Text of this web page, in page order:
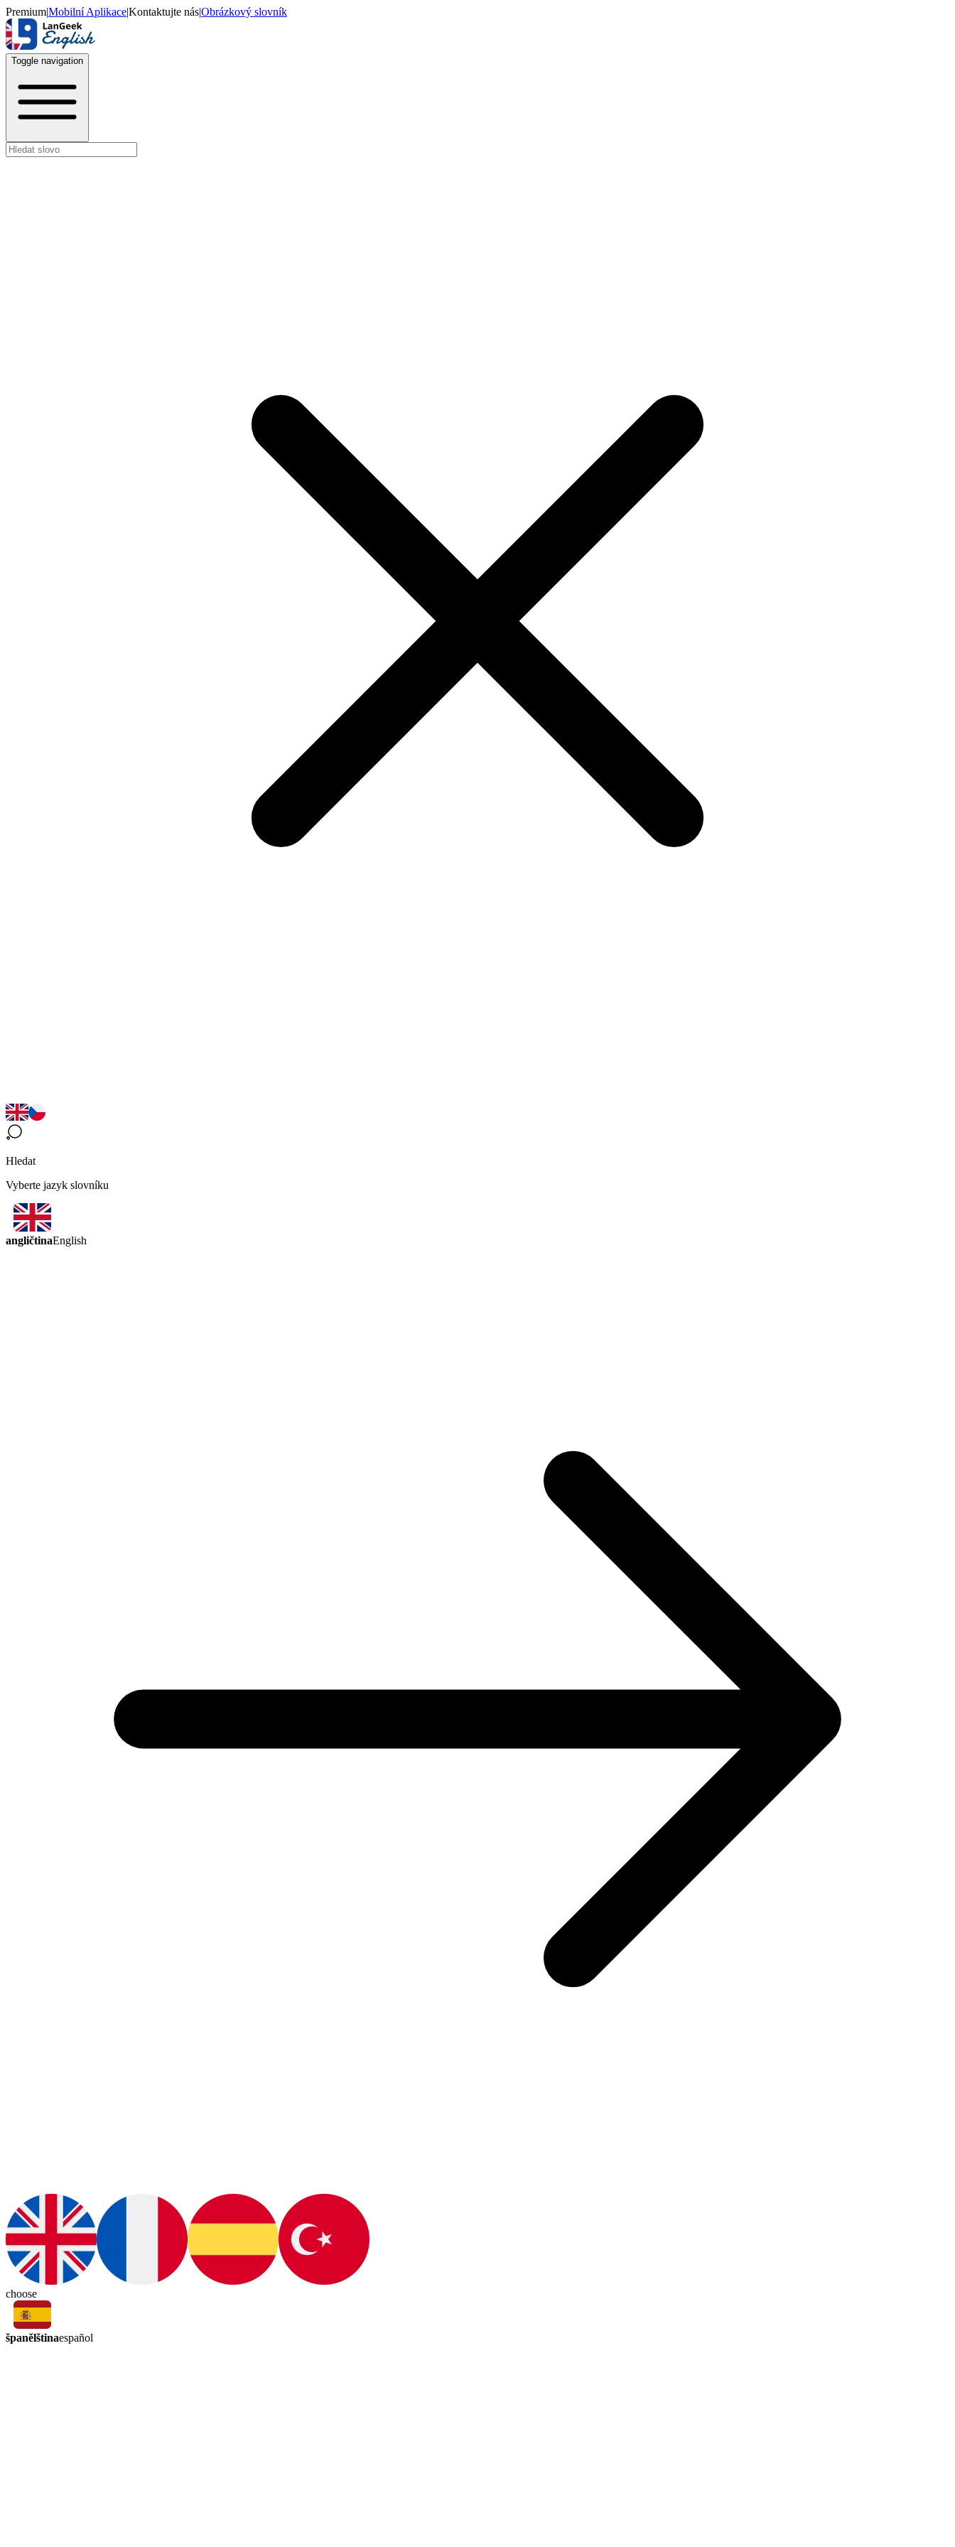
Premium|Mobilní Aplikace|Kontaktujte nás|Obrázkový slovník
Toggle navigation
Hledat
Vyberte jazyk slovníku
angličtinaEnglish
choose
španělštinaespañol